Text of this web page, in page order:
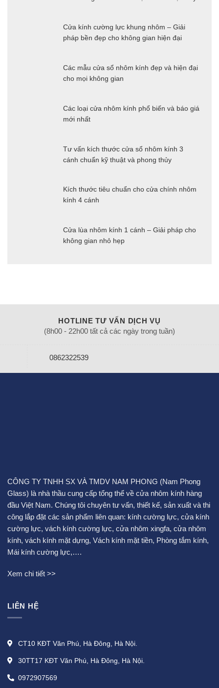
Cửa kính cường lực khung nhôm – Giải
pháp bền đẹp cho không gian hiện đại
Các mẫu cửa sổ nhôm kính đẹp và hiện đại
cho mọi không gian
Các loại cửa nhôm kính phổ biến và báo giá
mới nhất
Tư vấn kích thước cửa sổ nhôm kính 3
cánh chuẩn kỹ thuật và phong thủy
Kích thước tiêu chuẩn cho cửa chính nhôm
kính 4 cánh
Cửa lùa nhôm kính 1 cánh – Giải pháp cho
không gian nhỏ hẹp
HOTLINE TƯ VẤN DỊCH VỤ
(8h00 - 22h00 tất cả các ngày trong tuần)
0862322539
CÔNG TY TNHH SX VÀ TMDV NAM PHONG (Nam Phong
Glass) là nhà thầu cung cấp tổng thể về cửa nhôm kính hàng
đầu Việt Nam. Chúng tôi chuyên tư vấn, thiết kế, sản xuất và thi
công lắp đặt các sản phẩm liên quan: kính cường lực, cửa kính
cường lực, vách kính cường lực, cửa nhôm xingfa, cửa nhôm
kính, vách kính mặt dựng, Vách kính mặt tiền, Phòng tắm kính,
Mái kính cường lực,….
Xem chi tiết >>
LIÊN HỆ
CT10 KĐT Văn Phú, Hà Đông, Hà Nội.
30TT17 KĐT Văn Phú, Hà Đông, Hà Nội.
0972907569